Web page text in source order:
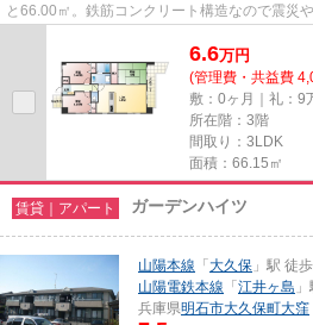
と66.00㎡。鉄筋コンクリート構造なので震災
6.6万円
(管理費・共益費
敷：0ヶ月｜礼：9
所在階：3階
間取り：3LDK
面積：66.15㎡
賃貸｜アパート ガーデンハイツ
山陽本線 「 大久保 」駅 徒
山陽電鉄本線 「 江井ヶ島
兵庫県明石市大久保町大窪